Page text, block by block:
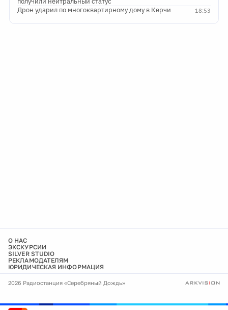
18:53
Дрон ударил по многоквартирному дому в Керчи
О НАС
ЭКСКУРСИИ
SILVER STUDIO
РЕКЛАМОДАТЕЛЯМ
ЮРИДИЧЕСКАЯ ИНФОРМАЦИЯ
2026 Радиостанция «Серебряный Дождь»